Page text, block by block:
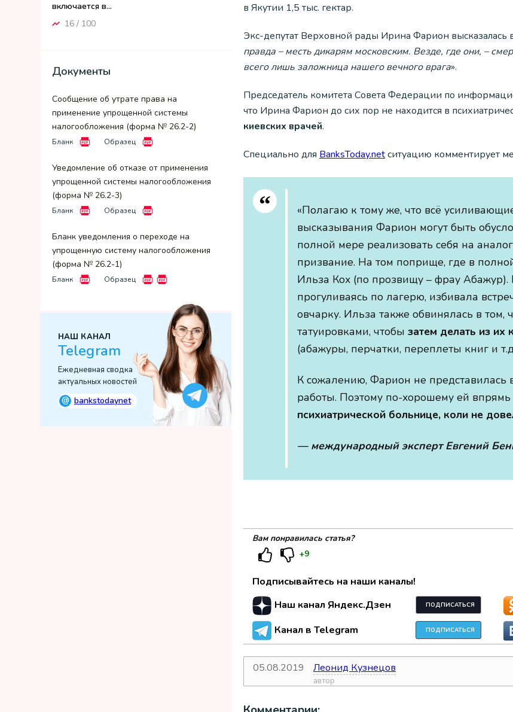
включается в...
16 / 100
Документы
Сообщение об утрате права на
применение упрощенной системы
налогообложения (форма № 26.2-2)
Бланк Образец
Уведомление об отказе от применения
упрощенной системы налогообложения
(форма № 26.2-3)
Бланк Образец
Бланк уведомления о переходе на
упрощенную систему налогообложения
(форма № 26.2-1)
Бланк Образец
НАШ КАНАЛ
Telegram
Ежедневная сводка
актуальных новостей
@ bankstodaynet
в Якутии 1,5 тыс. гектар.
Экс-депутат Верховной рады Ирина Фарион высказалась
правда – месть дикарям московским. Везде, где они, –
всего лишь заложница нашего вечного врага».
Председатель комитета Совета Федерации по
что Ирина Фарион до сих пор не находится в
киевских врачей.
Специально для ВanksToday.netситуацию комментирует
«Полагаю к тому же, что всё
высказывания Фарион могут быть
полной мере реализовать себя на
призвание. На том поприще, где в
Ильза Кох (по прозвищу – фрау Абажур).
прогуливаясь по лагерю, избивала
овчарку. Ильза также обвинялась в
татуировками, чтобы затем делать из
(абажуры, перчатки, переплеты книг и
К сожалению, Фарион не представилась
работы. Поэтому по-хорошему ей впрямь
психиатрической больнице, коли не
— международный эксперт Евгений
Вам понравилась статья?
+9
Подписывайтесь на наши каналы!
Наш канал Яндекс.Дзен
ПОДПИСАТЬСЯ
Канал в Telegram ПОДПИСАТЬСЯ
05.08.2019
автор
Леонид Кузнецов